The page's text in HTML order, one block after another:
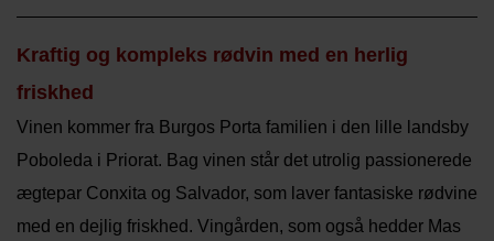
SCHIOPPETINO
Kraftig og kompleks rødvin med en herlig
friskhed
Vinen kommer fra Burgos Porta familien i den lille landsby
Poboleda i Priorat. Bag vinen står det utrolig passionerede
ægtepar Conxita og Salvador, som laver fantasiske rødvine
med en dejlig friskhed. Vingården, som også hedder Mas